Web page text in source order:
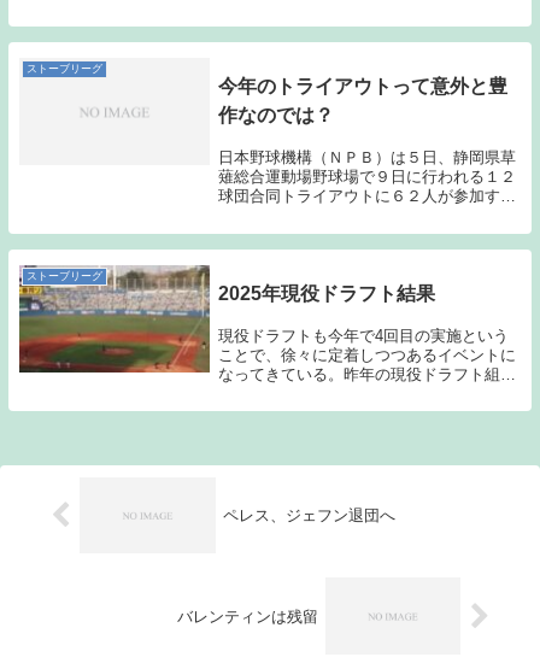
い。背番号は４５に決まった。今季は韓国
で１９試合に登板し、６勝４敗、防御率は
ストーブリーグ
今年のトライアウトって意外と豊
作なのでは？
日本野球機構（ＮＰＢ）は５日、静岡県草
薙総合運動場野球場で９日に行われる１２
球団合同トライアウトに６２人が参加する
藤井秀悟、北方悠誠投手、ヤクルトに所属
した真田裕貴、押本健彦投手、ソフトバン
ストーブリーグ
2025年現役ドラフト結果
現役ドラフトも今年で4回目の実施という
ことで、徐々に定着しつつあるイベントに
なってきている。昨年の現役ドラフト組で
（阪神）辺りが結果を残してみせた。チー
ペレス、ジェフン退団へ
バレンティンは残留